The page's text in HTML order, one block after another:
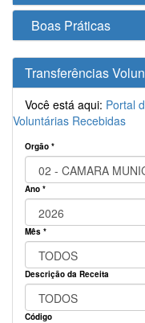
Boas Práticas
Transferências
Você está aqui: Portal
Voluntárias Recebidas
Orgão *
Ano *
Mês *
Descrição da Receita
Código